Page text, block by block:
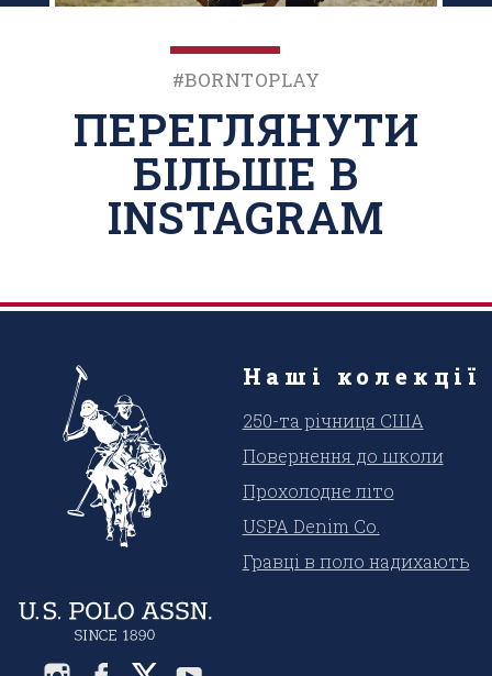
#BornToPlay
ПЕРЕГЛЯНУТИ
БІЛЬШЕ В
INSTAGRAM
Наші колекції
250-та річниця США
Повернення до школи
Прохолодне літо
USPA Denim Co.
Гравці в поло надихають